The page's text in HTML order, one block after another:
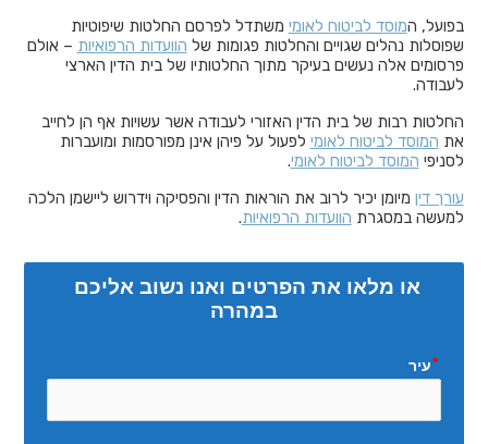
בפועל, המוסד לביטוח לאומי משתדל לפרסם החלטות שיפוטיות
שפוסלות נהלים שגויים והחלטות פגומות של הוועדות הרפואיות – אולם
פרסומים אלה נעשים בעיקר מתוך החלטותיו של בית הדין הארצי
לעבודה.
החלטות רבות של בית הדין האזורי לעבודה אשר עשויות אף הן לחייב
את המוסד לביטוח לאומי לפעול על פיהן אינן מפורסמות ומועברות
לסניפי המוסד לביטוח לאומי.
עורך דין מיומן יכיר לרוב את הוראות הדין והפסיקה וידרוש ליישמן הלכה
למעשה במסגרת הוועדות הרפואיות.
במהרה
עיר